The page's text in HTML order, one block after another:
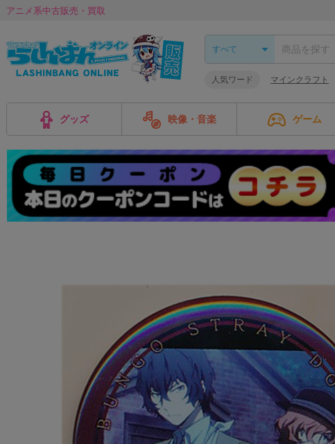
アニメ系中古販売・買取
人気ワード マインクラフト
グッズ 映像・音楽 ゲーム